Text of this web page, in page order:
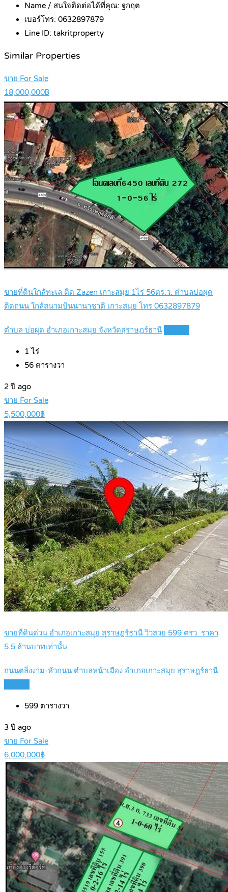
Name / สนใจติดต่อได้ที่คุณ: ฐกฤต
เบอร์โทร: 0632897879
Line ID: takritproperty
Similar Properties
ขาย For Sale
18,000,000฿
ขายที่ดินใกล้ทะเล ติด Zazen เกาะสมุย 1ไร่ 56ตร.ว. ตำบลบ่อผุด
ติดถนน ใกล้สนามบินนานาชาติ เกาะสมุย โทร 0632897879
ตำบล บ่อผุด อำเภอเกาะสมุย จังหวัดสุราษฎร์ธานี
1 ไร่
56 ตารางวา
2 ปี ago
ขาย For Sale
5,500,000฿
ขายที่ดินด่วน อำเภอเกาะสมุย สุราษฎร์ธานี วิวสวย 599 ตรว. ราคา
5.5 ล้านบาทเท่านั้น
ถนนตลิ่งงาม-หัวถนน ตำบลหน้าเมือง อำเภอเกาะสมุย สุราษฎร์ธานี
599 ตารางวา
3 ปี ago
ขาย For Sale
6,000,000฿